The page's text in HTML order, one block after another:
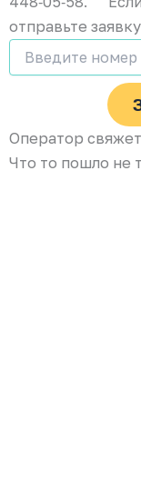
отправьте
Оператор
Что то пошло не